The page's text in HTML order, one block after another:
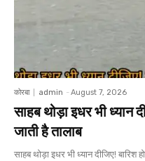
कोरबा admin - August 7, 2026
साहब थोड़ा इधर भी ध्यान
जाती है तालाब
साहब थोड़ा इधर भी ध्यान दीजिए!